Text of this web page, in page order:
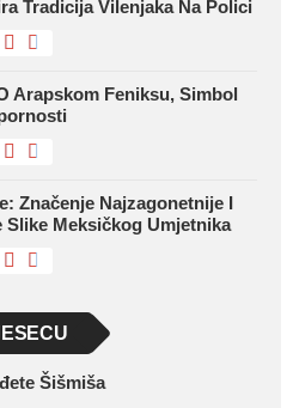
Tradicija Vilenjaka Na Polici
Arapskom Feniksu, Simbol
Značenje Najzagonetnije I
Slike Meksičkog Umjetnika
Šišmiša